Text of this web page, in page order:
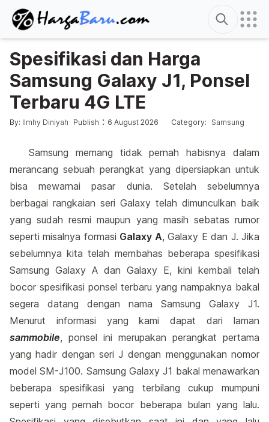
Search
Spesifikasi dan Harga
Samsung Galaxy J1, Ponsel
Terbaru 4G LTE
Posted by
By: Ilmhy Diniyah Publish : 6 August 2026 :
Posted in
Category: Samsung
Samsung memang tidak pernah habisnya dalam
merancang sebuah perangkat yang dipersiapkan untuk
bisa mewarnai pasar dunia. Setelah sebelumnya
berbagai rangkaian seri Galaxy telah dimunculkan baik
yang sudah resmi maupun yang masih sebatas rumor
seperti misalnya formasi Galaxy A, Galaxy E dan J. Jika
sebelumnya kita telah membahas beberapa spesifikasi
Samsung Galaxy A dan Galaxy E, kini kembali telah
bocor spesifikasi ponsel terbaru yang nampaknya bakal
segera datang dengan nama Samsung Galaxy J1.
Menurut informasi yang kami dapat dari laman
sammobile, ponsel ini merupakan perangkat pertama
yang hadir dengan seri J dengan menggunakan nomor
model SM-J100. Samsung Galaxy J1 bakal menawarkan
beberapa spesifikasi yang terbilang cukup mumpuni
seperti yang pernah bocor beberapa bulan yang lalu.